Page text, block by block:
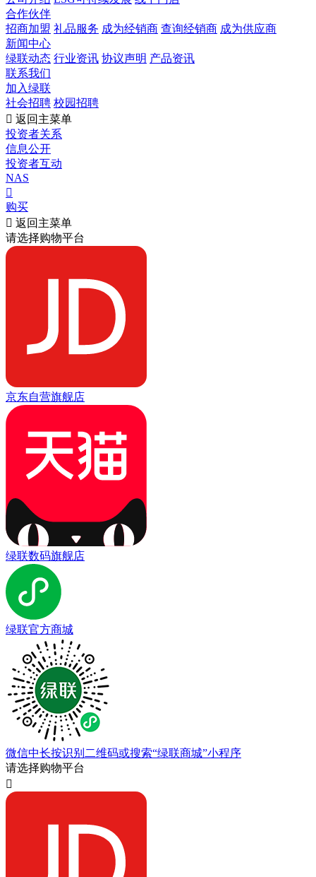
合作伙伴
招商加盟 礼品服务 成为经销商 查询经销商 成为供应商
新闻中心
绿联动态 行业资讯 协议声明 产品资讯
联系我们
加入绿联
社会招聘 校园招聘
 返回主菜单
投资者关系
信息公开
投资者互动
NAS

购买
 返回主菜单
请选择购物平台
京东自营旗舰店
绿联数码旗舰店
绿联官方商城
微信中长按识别二维码或搜索“绿联商城”小程序
请选择购物平台
